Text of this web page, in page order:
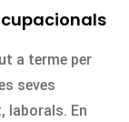
a terme per
seves
laborals. En